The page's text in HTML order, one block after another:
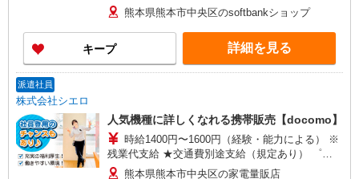
+゜ 入社祝い金10万円支給(規定有) お友達を紹介
頂くと, インセンティブ支給(規定有) ★月2回払
い・週払い可能（規程有）★ ゜・。○。・゜
+゜・。○。・゜+゜
熊本県熊本市中央区のsoftbankショップ
キープ 詳細を見る
派遣社員
株式会社シエロ
人気機種に詳しくなれる携帯販売【docomo】
時給1400円〜1600円（経験・能力による） ※
残業代支給 ★交通費別途支給（規定あり） ゜
+゜・。○。・゜+゜・。○。・゜+゜ 入社祝い金10
熊本県熊本市中央区の家電量販店